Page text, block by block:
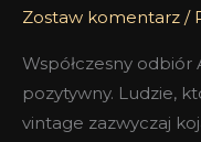
Zostaw komentarz /
Współczesny odbiór
pozytywny. Ludzie,
vintage zazwyczaj